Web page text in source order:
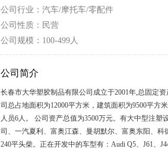
公司行业：汽车/摩托车/零配件
公司性质：民营
公司规模：100-499人
公司简介
长春市大华塑胶制品有限公司成立于2001年,总固定
司总占地面积为12000平方米，建筑面积为9500平方
人员6人。 公司资产总值为3500万元。有大中型注
司、一汽夏利、富奥江森、曼胡默尔、富奥东阳、
240平头柴。正在开发中的车型有：Audi Q5、J61、